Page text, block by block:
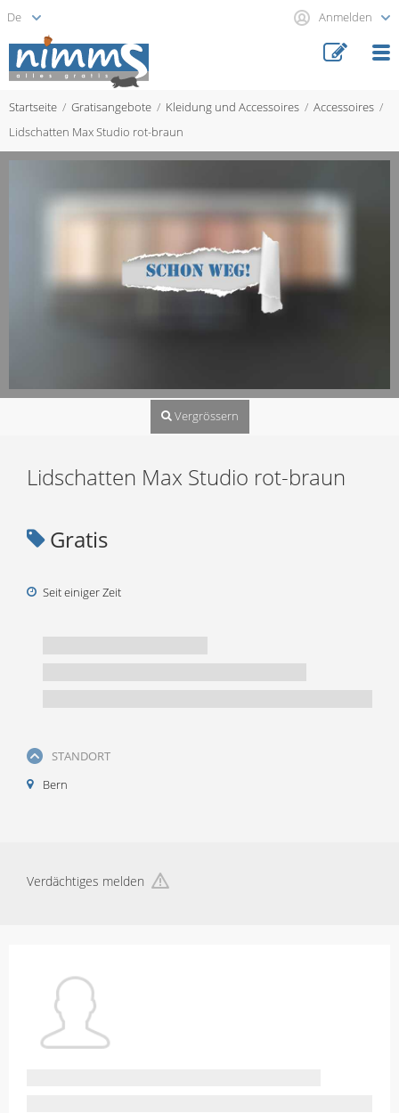
Anmelden
Startseite Gratisangebote Kleidung und Accessoires
Accessoires
Lidschatten Max Studio rot-braun
Vergrössern
Lidschatten Max Studio rot-braun
Gratis
Seit einiger Zeit
STANDORT
Bern
Verdächtiges melden